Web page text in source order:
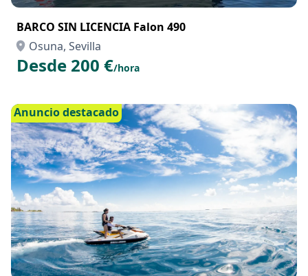
BARCO SIN LICENCIA Falon 490
Osuna, Sevilla
Desde 200 €/hora
Anuncio destacado